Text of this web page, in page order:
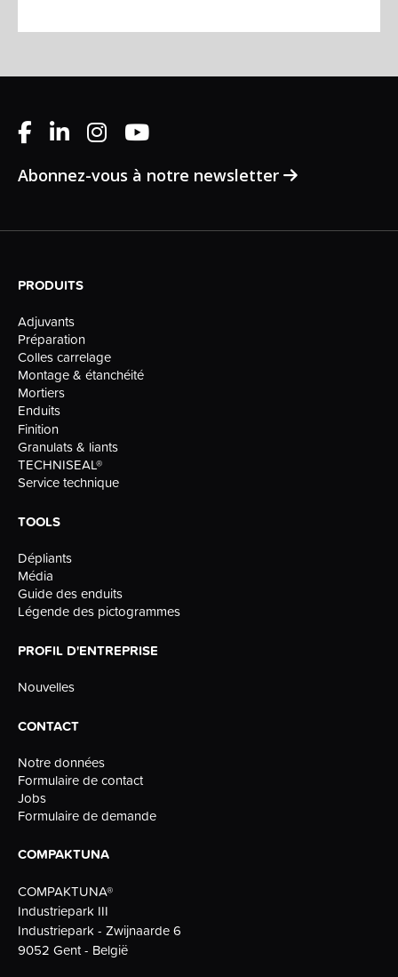
Abonnez-vous à notre newsletter
PRODUITS
Adjuvants
Préparation
Colles carrelage
Montage & étanchéité
Mortiers
Enduits
Finition
Granulats & liants
TECHNISEAL®
Service technique
TOOLS
Dépliants
Média
Guide des enduits
Légende des pictogrammes
PROFIL D'ENTREPRISE
Nouvelles
CONTACT
Notre données
Formulaire de contact
Jobs
Formulaire de demande
COMPAKTUNA
COMPAKTUNA®
Industriepark III
Industriepark - Zwijnaarde 6
9052 Gent - België